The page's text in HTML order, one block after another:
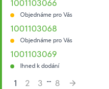
1001103066
Objednáme pro Vás
1001103068
Objednáme pro Vás
1001103069
Ihned k dodání
1
2 3 ... 8